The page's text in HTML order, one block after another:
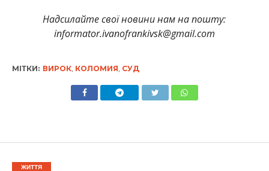
Надсилайте свої новини нам на пошту:
informator.ivanofrankivsk@gmail.com
МІТКИ: ВИРОК, КОЛОМИЯ СУД
ЖИТТЯ